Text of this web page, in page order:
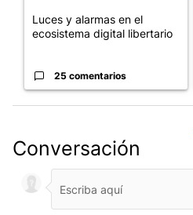
Luces y alarmas en el
ecosistema digital libertario
25 comentarios
Conversación